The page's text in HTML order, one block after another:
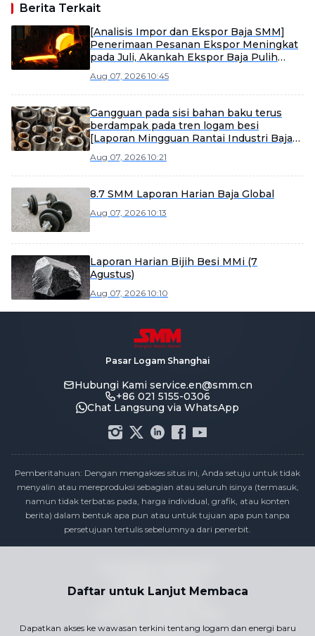
Berita Terkait
[Analisis Impor dan Ekspor Baja SMM]
Penerimaan Pesanan Ekspor Meningkat
pada Juli, Akankah Ekspor Baja Pulih
Aug 07, 2026 10:45
Gangguan pada sisi bahan baku terus
berdampak pada tren logam besi
[Laporan Mingguan Rantai Industri Baja
Aug 07, 2026 10:21
8.7 SMM Laporan Harian Baja Global
Aug 07, 2026 10:13
Laporan Harian Bijih Besi MMi (7
Agustus)
Aug 07, 2026 10:10
Daftar untuk Lanjut Membaca
Dapatkan akses ke wawasan terkini tentang logam dan energi baru
Pasar Logam Shanghai
Hubungi Kami service.en@smm.cn
+86 021 5155-0306
Chat Langsung via WhatsApp
Pemberitahuan: Dengan mengakses situs ini, Anda setuju untuk tidak
menyalin atau mereproduksi sebagian atau seluruh isinya (termasuk,
namun tidak terbatas pada, harga individual, grafik, atau konten
berita) dalam bentuk apa pun atau untuk tujuan apa pun tanpa
persetujuan tertulis sebelumnya dari penerbit.
Kebijakan Privasi
Syarat & Ketentuan
Hubungi Kami